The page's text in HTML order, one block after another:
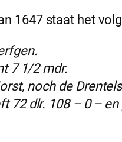
1647 staat het
7 1/2 mdr.
noch de
72 dlr. 108 – 0 –